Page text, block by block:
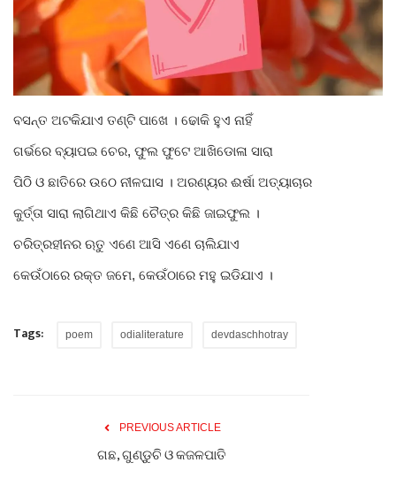
Gallery
ଆଜିର ଖବର
ସାହିତ୍ୟ
ସଂସ୍କୃତି
ସିନେମା
ଭିଡିଓ
ବସନ୍ତ ଅଟକିଯାଏ ତଣ୍ଟି ପାଖେ । ଢୋକି ହୁଏ ନାହିଁ
ଗର୍ଭରେ ବ୍ୟାପଇ ଚେର, ଫୁଲ ଫୁଟେ ଆଖିଡୋଳା ସାରା
ପିଠି ଓ ଛାତିରେ ଉଠେ ନୀଳଘାସ । ଅରଣ୍ୟର ଈର୍ଷା ଅତ୍ୟାଚାର
କୁର୍ତ୍ତା ସାରା ଲାଗିଥାଏ କିଛି ଚୈତ୍ର କିଛି ଜାଇଫୁଲ ।
ଚରିତ୍ରହୀନର ଋତୁ ଏଣେ ଆସି ଏଣେ ଚାଲିଯାଏ
କେଉଁଠାରେ ରକ୍ତ ଜମେ, କେଉଁଠାରେ ମହୁ ଇଡିଯାଏ ।
Tags: poem odialiterature devdaschhotray
PREVIOUS ARTICLE
ଗଛ, ଗୁଣ୍ଡୁଚି ଓ କଜଳପାତି